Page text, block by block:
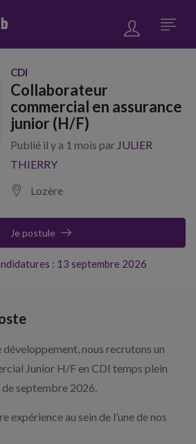
CDI
Collaborateur
commercial en assurance
junior (H/F)
Publié il y a 1 mois par JULIER
THIERRY
Lozère
: 13 septembre 2026
Je postule
nous recrutons un
Junior H/F en CDI temps plein
septembre 2026.
expérience au sein de l’une de nos